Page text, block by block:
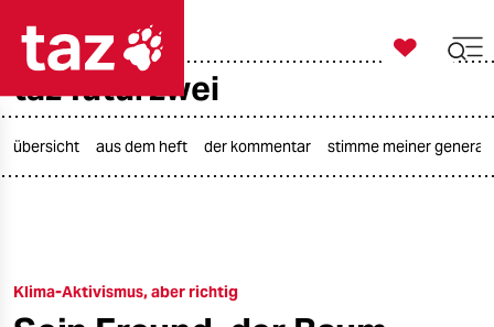
taz zahl ich
öko

taz zahl ich
taz futurzwei
übersicht aus dem heft der kommentar stimme meiner
Klima-Aktivismus, aber richtig